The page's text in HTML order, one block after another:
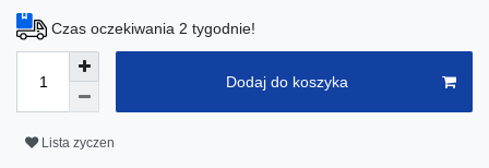
Czas oczekiwania 2 tygodnie!
Dodaj do koszyka
Lista zyczen